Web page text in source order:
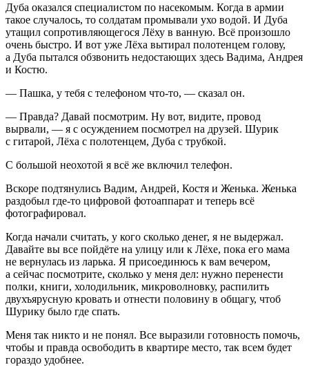
Дуба оказался специалистом по насекомым. Когда в армии
такое случалось, то солдатам промывали ухо водой. И Дуба
утащил сопротивляющегося Лёху в ванную. Всё произошло
очень быстро. И вот уже Лёха вытирал полотенцем голову,
а Дуба пытался обзвонить недостающих здесь Вадима, Андрея
и Костю.
― Пашка, у тебя с телефоном что-то, ― сказал он.
― Правда? Давай посмотрим. Ну вот, видите, провод
вырвали, ― я с осуждением посмотрел на друзей. Шурик
с гитарой, Лёха с полотенцем, Дуба с трубкой.
С большой неохотой я всё же включил телефон.
Вскоре подтянулись Вадим, Андрей, Костя и Женька. Женька
раздобыл где-то цифровой фотоаппарат и теперь всё
фотографировал.
Когда начали считать, у кого сколько денег, я не выдержал.
Давайте вы все пойдёте на улицу или к Лёхе, пока его мама
не вернулась из ларька. Я присоединюсь к вам вечером,
а сейчас посмотрите, сколько у меня дел: нужно перенести
полки, книги, холодильник, микроволновку, распилить
двухъярусную кровать и отнести половину в общагу, чтоб
Шурику было где спать.
Меня так никто и не понял. Все выразили готовность помочь,
чтобы и правда освободить в квартире место, так всем будет
гораздо удобнее.